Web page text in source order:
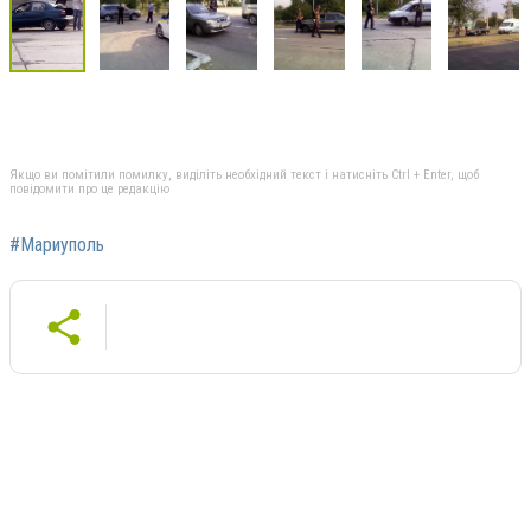
Якщо ви помітили помилку, виділіть необхідний текст і натисніть Ctrl + Enter, щоб
повідомити про це редакцію
#Мариуполь